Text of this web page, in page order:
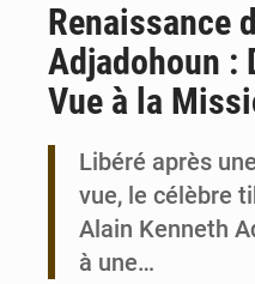
Renaissance
Adjadohoun :
Vue à la
Libéré après
vue, le célèbre
Alain Kenneth
à une…